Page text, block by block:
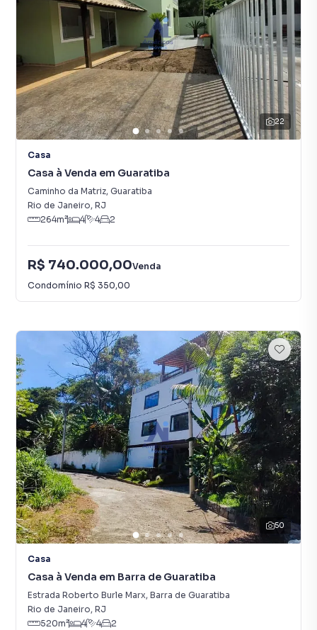
22
Casa
Casa à Venda em Guaratiba
Caminho da Matriz, Guaratiba
Rio de Janeiro, RJ
264m² 4 4 2
R$ 740.000,00Venda
Condomínio R$ 350,00
50
Casa
Casa à Venda em Barra de Guaratiba
Estrada Roberto Burle Marx, Barra de Guaratiba
Rio de Janeiro, RJ
520m² 4 4 2